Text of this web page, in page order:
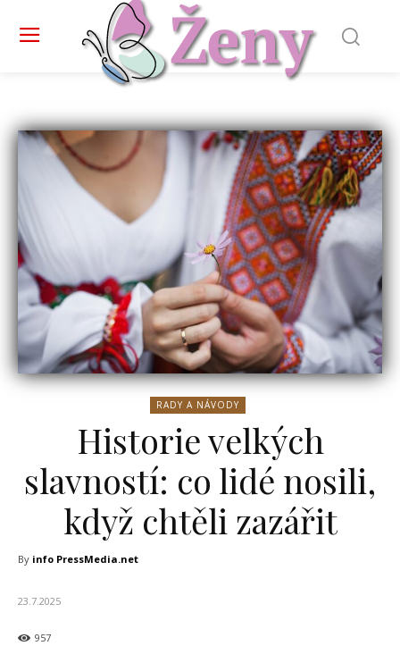
RADY A NÁVODY
Historie velkých
slavností: co lidé nosili,
když chtěli zazářit
By info PressMedia.net
23.7.2025
957